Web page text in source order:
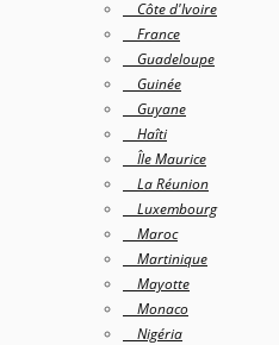
Côte d'Ivoire
France
Guadeloupe
Guinée
Guyane
Haîti
Île Maurice
La Réunion
Luxembourg
Maroc
Martinique
Mayotte
Monaco
Nigéria